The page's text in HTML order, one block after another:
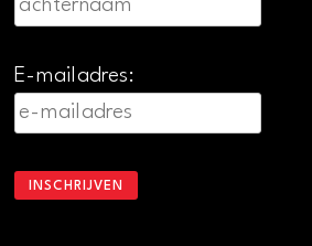
E-mailadres: